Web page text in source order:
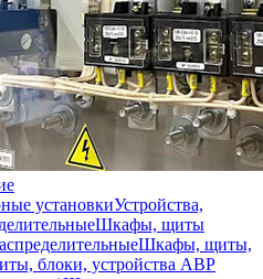
установкиУстройства,
Шкафы, щиты
Шкафы, щиты,
блоки, устройства АВР